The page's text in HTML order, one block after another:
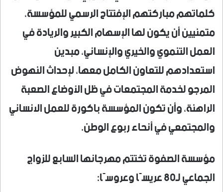
كلماتهم مباركتهم الإفتتاح الرسمي للمؤسسة،
متمنيين أن يكون لها الإسهام الكبير والريادة في
العمل التنموي والخيري والإنساني، مبدين
استعدادهم للتعاون الكامل معها، لإحداث النهوض
المرجو لخدمة المجتمعات في ظل الأوضاع الصعبة
الراهنة، وأن تكون المؤسسة باكورة للعمل الانساني
والمجتمعي في أنحاء ربوع الوطن.
مؤسسة الصفوة تختتم مهرجانها السابع للزواج
الجماعي لـ80 عريسًا وعروسًا: